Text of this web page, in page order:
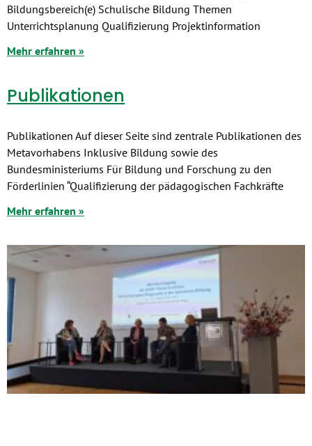
Bildungsbereich(e) Schulische Bildung Themen
Unterrichtsplanung Qualifizierung Projektinformation
Mehr erfahren »
Publikationen
Publikationen Auf dieser Seite sind zentrale Publikationen des
Metavorhabens Inklusive Bildung sowie des
Bundesministeriums Für Bildung und Forschung zu den
Förderlinien “Qualifizierung der pädagogischen Fachkräfte
Mehr erfahren »